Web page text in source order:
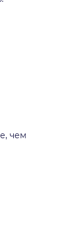
чем